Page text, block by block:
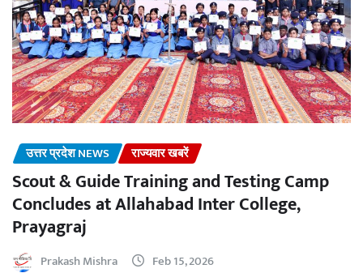
उत्तर प्रदेश NEWS राज्यवार खबरें
Scout & Guide Training and Testing Camp
Concludes at Allahabad Inter College,
Prayagraj
Prakash Mishra Feb 15, 2026